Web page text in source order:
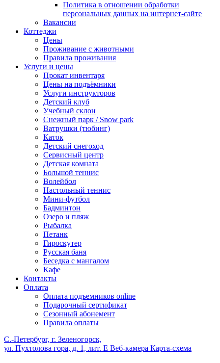
Политика в отношении обработки
персональных данных на интернет-сайте
Вакансии
Коттеджи
Цены
Проживание с животными
Правила проживания
Услуги и цены
Прокат инвентаря
Цены на подъёмники
Услуги инструкторов
Детский клуб
Учебный склон
Снежный парк / Snow park
Ватрушки (тюбинг)
Каток
Детский снегоход
Сервисный центр
Детская комната
Большой теннис
Волейбол
Настольный теннис
Мини-футбол
Бадминтон
Озеро и пляж
Рыбалка
Петанк
Гироскутер
Русская баня
Беседка с мангалом
Кафе
Контакты
Оплата
Оплата подъемников online
Подарочный сертификат
Сезонный абонемент
Правила оплаты
С.-Петербург, г. Зеленогорск,
ул. Пухтолова гора, д. 1, лит. Е Веб-камера Карта-схема